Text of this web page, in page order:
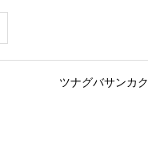
ツナグバサンカク